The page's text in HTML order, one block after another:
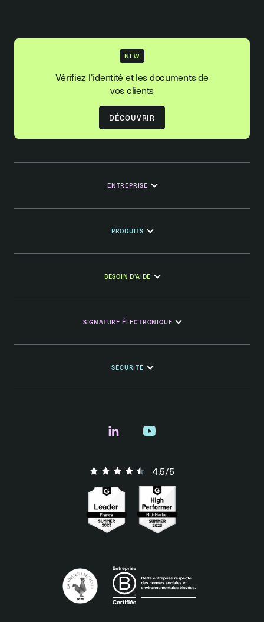
NEW
Vérifiez l'identité et les documents de
vos clients
DÉCOUVRIR
ENTREPRISE
PRODUITS
BESOIN D'AIDE
SIGNATURE ÉLECTRONIQUE
SÉCURITÉ
4.5/5